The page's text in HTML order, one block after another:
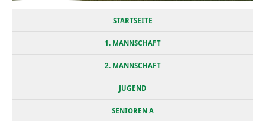
STARTSEITE
1. MANNSCHAFT
2. MANNSCHAFT
JUGEND
SENIOREN A